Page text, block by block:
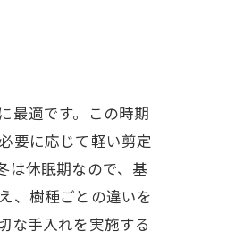
最適です。この時期
要に応じて軽い剪定
は休眠期なので、基
、樹種ごとの違いを
な手入れを実施する